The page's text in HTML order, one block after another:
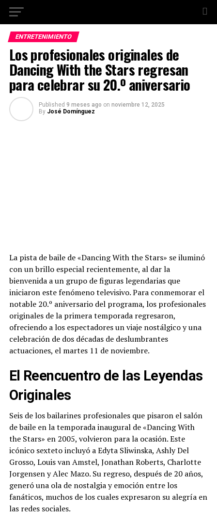
ENTRETENIMIENTO
Los profesionales originales de
Dancing With the Stars regresan
para celebrar su 20.º aniversario
Published 9 meses ago on noviembre 12, 2025
By José Domínguez
La pista de baile de «Dancing With the Stars» se iluminó
con un brillo especial recientemente, al dar la
bienvenida a un grupo de figuras legendarias que
iniciaron este fenómeno televisivo. Para conmemorar el
notable 20.º aniversario del programa, los profesionales
originales de la primera temporada regresaron,
ofreciendo a los espectadores un viaje nostálgico y una
celebración de dos décadas de deslumbrantes
actuaciones, el martes 11 de noviembre.
El Reencuentro de las Leyendas
Originales
Seis de los bailarines profesionales que pisaron el salón
de baile en la temporada inaugural de «Dancing With
the Stars» en 2005, volvieron para la ocasión. Este
icónico sexteto incluyó a Edyta Sliwinska, Ashly Del
Grosso, Louis van Amstel, Jonathan Roberts, Charlotte
Jorgensen y Alec Mazo. Su regreso, después de 20 años,
generó una ola de nostalgia y emoción entre los
fanáticos, muchos de los cuales expresaron su alegría en
las redes sociales.